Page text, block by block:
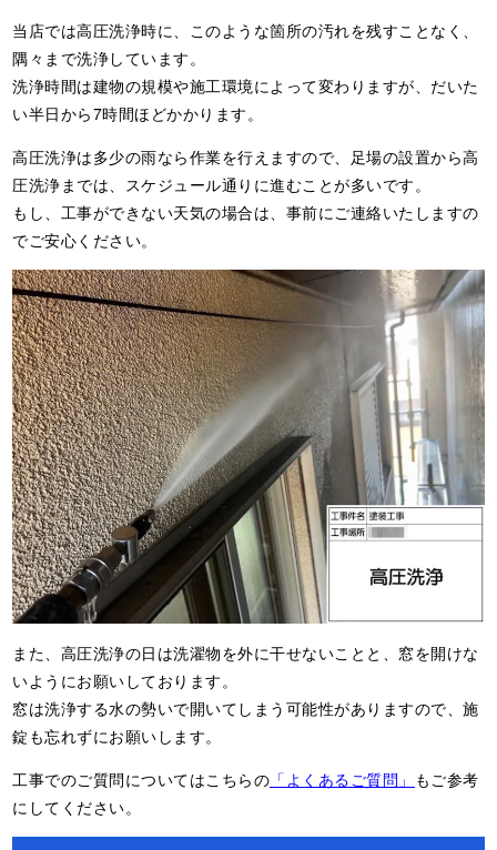
当店では高圧洗浄時に、このような箇所の汚れを残すことなく、
隅々まで洗浄しています。
洗浄時間は建物の規模や施工環境によって変わりますが、だいた
い半日から7時間ほどかかります。
高圧洗浄は多少の雨なら作業を行えますので、足場の設置から高
圧洗浄までは、スケジュール通りに進むことが多いです。
もし、工事ができない天気の場合は、事前にご連絡いたしますの
でご安心ください。
また、高圧洗浄の日は洗濯物を外に干せないことと、窓を開けな
いようにお願いしております。
窓は洗浄する水の勢いで開いてしまう可能性がありますので、施
錠も忘れずにお願いします。
工事でのご質問についてはこちらの 「よくあるご質問」 もご参考
にしてください。